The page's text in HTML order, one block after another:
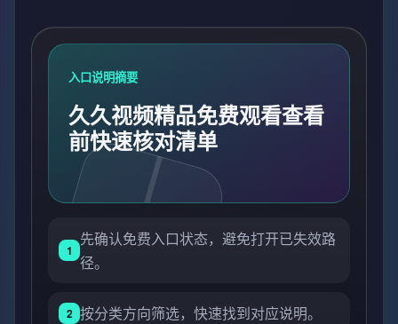
入口说明摘要
久久视频精品免费观看查看
前快速核对清单
1
先确认免费入口状态，避免打开已失效路
径。
2 按分类方向筛选，快速找到对应说明。